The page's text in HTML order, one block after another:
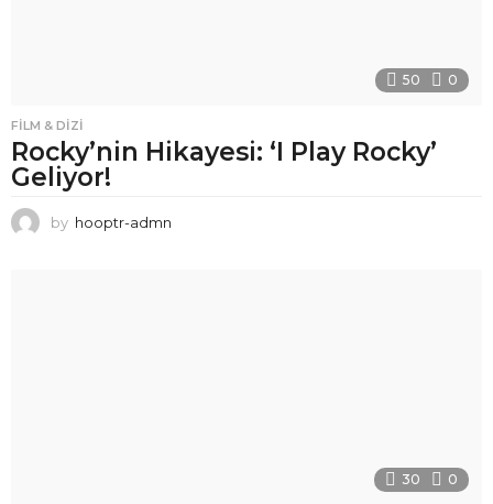
50 0
FILM & DIZI
Rocky’nin Hikayesi: ‘I Play Rocky’
Geliyor!
by hooptr-admn
30 0